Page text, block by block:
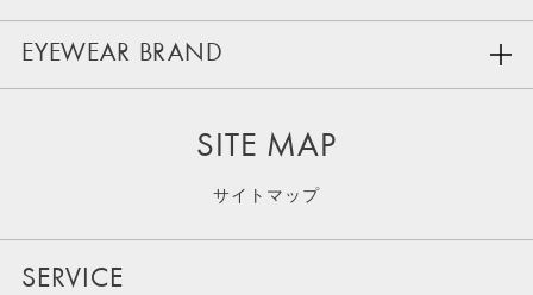
EYEWEAR BRAND
SITE MAP
サイトマップ
SERVICE